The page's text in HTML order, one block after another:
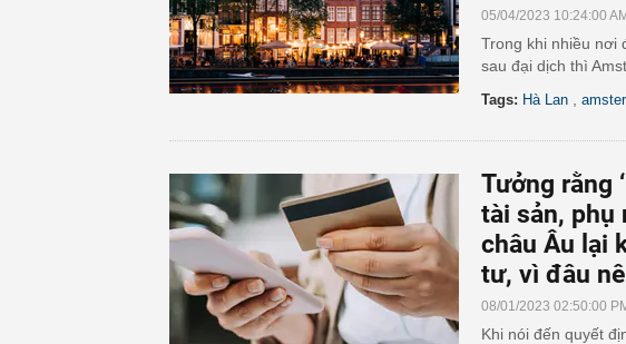
05/04/2023 10:24:00 AM
Trong khi nhiều nơi
sau đại dịch thì
Tags: Hà Lan
Tưởng rằng
tài sản, phụ
châu Âu lại
tư, vì đâu
08/01/2023 02:50:00
Khi nói đến quyết